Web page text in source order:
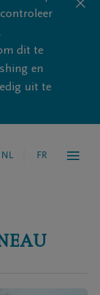
dit te
en
uit te
NL FR